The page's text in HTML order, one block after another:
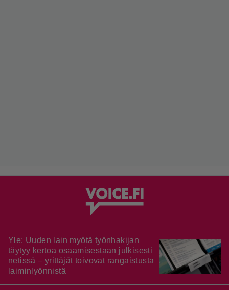
Yle: Uuden lain myötä työnhakijan
täytyy kertoa osaamisestaan julkisesti
netissä – yrittäjät toivovat rangaistusta
laiminlyönnistä